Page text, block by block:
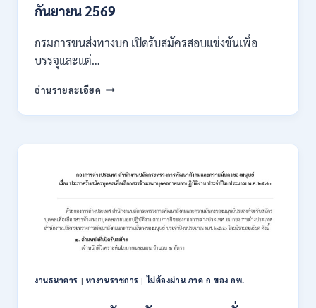
เงิน
/
ผ่าน
กพ.
สมัคร
ONLINE
–
31
สิงหาคม
กันยายน 2569
กรมการขนส่งทางบก เปิดรับสมัครสอบแข่งขันเพื่อ
บรรจุและแต่…
อ่านรายละเอียด กรม
ขนส่ง
บก
รับ
สมัคร
สอบ
แข่งขัน
เพื่อ
บรรจุ
ตั้ง
งานธนาคาร | หางานราชการ |ไม่ต้องผ่าน ภาค ก ของ กพ.